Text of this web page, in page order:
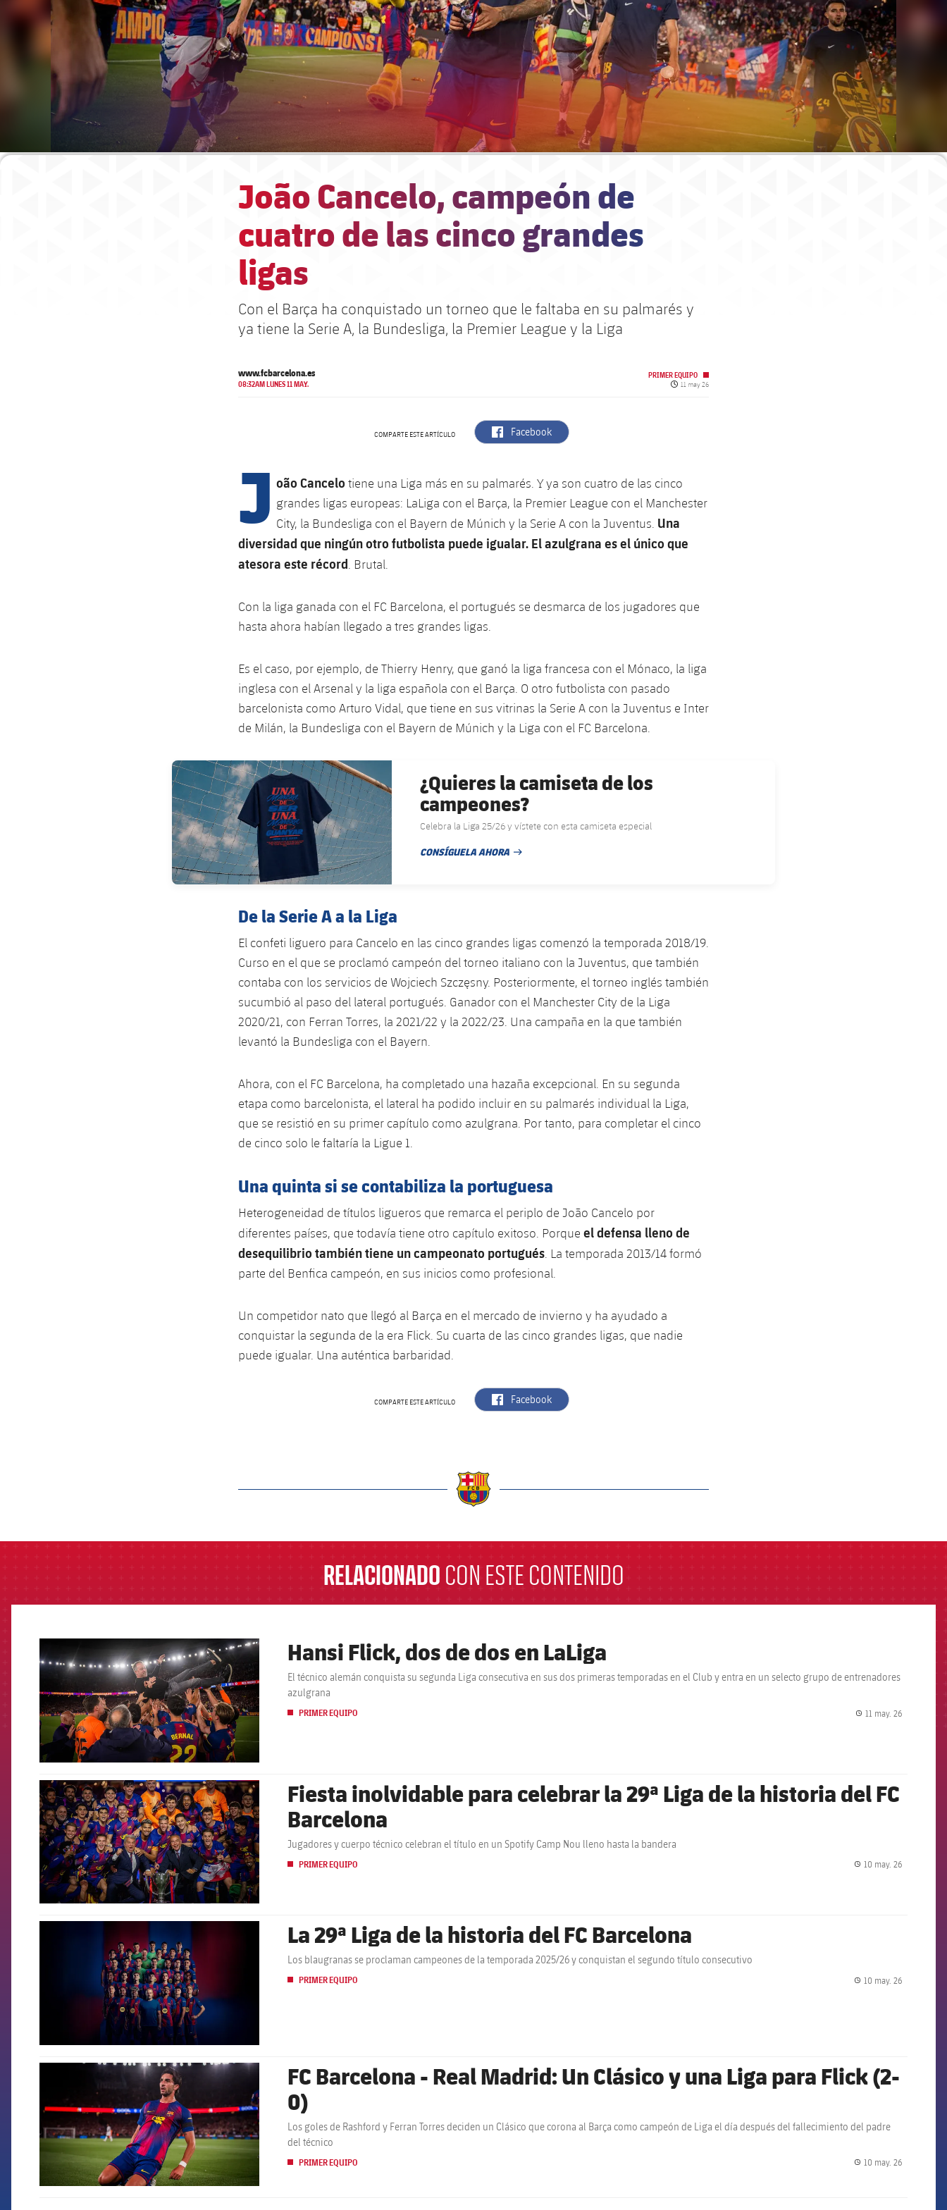
João Cancelo, campeón de
cuatro de las cinco grandes
ligas
Con el Barça ha conquistado un torneo que le faltaba en su palmarés y
ya tiene la Serie A, la Bundesliga, la Premier League y la Liga
www.fcbarcelona.es
08:32AM LUNES 11 MAY.
PRIMER EQUIPO
Fecha de publicación
11 may 26
COMPARTE ESTE ARTÍCULO label.aria.facebook
Facebook
J oão Cancelo tiene una Liga más en su palmarés. Y ya son cuatro de las cinco
grandes ligas europeas: LaLiga con el Barça, la Premier League con el Manchester
City, la Bundesliga con el Bayern de Múnich y la Serie A con la Juventus. Una
diversidad que ningún otro futbolista puede igualar. El azulgrana es el único que
atesora este récord. Brutal.
Con la liga ganada con el FC Barcelona, el portugués se desmarca de los jugadores que
hasta ahora habían llegado a tres grandes ligas.
Es el caso, por ejemplo, de Thierry Henry, que ganó la liga francesa con el Mónaco, la liga
inglesa con el Arsenal y la liga española con el Barça. O otro futbolista con pasado
barcelonista como Arturo Vidal, que tiene en sus vitrinas la Serie A con la Juventus e Inter
de Milán, la Bundesliga con el Bayern de Múnich y la Liga con el FC Barcelona.
FC Barcelona club badge
¿Quieres la camiseta de los
campeones?
Celebra la Liga 25/26 y vístete con esta camiseta especial
CONSÍGUELA AHORA
FECHA DE PUBLICACIÓN
De la Serie A a la Liga
El confeti liguero para Cancelo en las cinco grandes ligas comenzó la temporada 2018/19.
Curso en el que se proclamó campeón del torneo italiano con la Juventus, que también
contaba con los servicios de Wojciech Szczęsny. Posteriormente, el torneo inglés también
sucumbió al paso del lateral portugués. Ganador con el Manchester City de la Liga
2020/21, con Ferran Torres, la 2021/22 y la 2022/23. Una campaña en la que también
levantó la Bundesliga con el Bayern.
Ahora, con el FC Barcelona, ha completado una hazaña excepcional. En su segunda
etapa como barcelonista, el lateral ha podido incluir en su palmarés individual la Liga,
que se resistió en su primer capítulo como azulgrana. Por tanto, para completar el cinco
de cinco solo le faltaría la Ligue 1.
Una quinta si se contabiliza la portuguesa
Heterogeneidad de títulos ligueros que remarca el periplo de João Cancelo por
diferentes países, que todavía tiene otro capítulo exitoso. Porque el defensa lleno de
desequilibrio también tiene un campeonato portugués . La temporada 2013/14 formó
parte del Benfica campeón, en sus inicios como profesional.
Un competidor nato que llegó al Barça en el mercado de invierno y ha ayudado a
conquistar la segunda de la era Flick. Su cuarta de las cinco grandes ligas, que nadie
puede igualar. Una auténtica barbaridad.
COMPARTE ESTE ARTÍCULO label.aria.facebook
Facebook
RELACIONADO CON ESTE CONTENIDO
FCB Barcelona badge Hansi Flick, dos de dos en LaLiga
El técnico alemán conquista su segunda Liga consecutiva en sus dos primeras temporadas en el Club y entra en un selecto grupo de entrenadores
azulgrana
PRIMER EQUIPO 11 may. 26
FCB Barcelona badge
Fiesta inolvidable para celebrar la 29ª Liga de la historia del FC
Barcelona
Jugadores y cuerpo técnico celebran el título en un Spotify Camp Nou lleno hasta la bandera
PRIMER EQUIPO 10 may. 26
La 29ª Liga de la historia del FC Barcelona
Los blaugranas se proclaman campeones de la temporada 2025/26 y conquistan el segundo título consecutivo
PRIMER EQUIPO 10 may. 26
FCB Barcelona badge
FC Barcelona - Real Madrid: Un Clásico y una Liga para Flick (2-
0)
Los goles de Rashford y Ferran Torres deciden un Clásico que corona al Barça como campeón de Liga el día después del fallecimiento del padre
del técnico
PRIMER EQUIPO 10 may. 26